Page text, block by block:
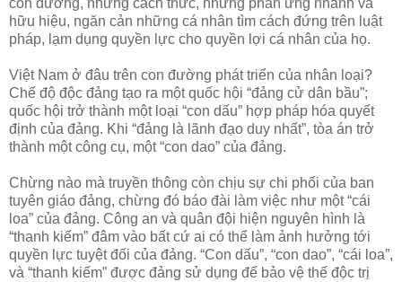
con đường, những cách thức, những phản ứng nhanh và
hữu hiệu, ngăn cản những cá nhân tìm cách đứng trên luật
pháp, lạm dụng quyền lực cho quyền lợi cá nhân của họ.
Việt Nam ở đâu trên con đường phát triển của nhân loại?
Chế độ độc đảng tạo ra một quốc hội “đảng cử dân bầu”;
quốc hội trở thành một loại “con dấu” hợp pháp hóa quyết
định của đảng. Khi “đảng là lãnh đạo duy nhất”, tòa án trở
thành một công cụ, một “con dao” của đảng.
Chừng nào mà truyền thông còn chịu sự chi phối của ban
tuyên giáo đảng, chừng đó báo đài làm việc như một “cái
loa” của đảng. Công an và quân đội hiện nguyên hình là
“thanh kiếm” đâm vào bất cứ ai có thể làm ảnh hưởng tới
quyền lực tuyệt đối của đảng. “Con dấu”, “con dao”, “cái loa”,
và “thanh kiếm” được đảng sử dụng để bảo vệ thế độc trị